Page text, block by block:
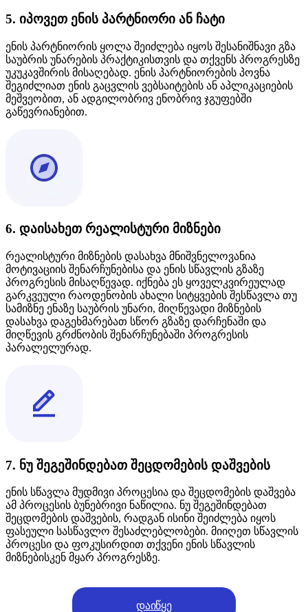
5. იპოვეთ ენის პარტნიორი ან ჩატი
ენის პარტნიორის ყოლა შეიძლება იყოს შესანიშნავი გზა
საუბრის უნარების პრაქტიკისთვის და თქვენს პროგრესზე
უკუკავშირის მისაღებად. ენის პარტნიორების პოვნა
შეგიძლიათ ენის გაცვლის ვებსაიტების ან აპლიკაციების
მეშვეობით, ან ადგილობრივ ენობრივ ჯგუფებში
გაწევრიანებით.
6. დაისახეთ რეალისტური მიზნები
რეალისტური მიზნების დასახვა მნიშვნელოვანია
მოტივაციის შენარჩუნებისა და ენის სწავლის გზაზე
პროგრესის მისაღწევად. იქნება ეს ყოველკვირეულად
გარკვეული რაოდენობის ახალი სიტყვების შესწავლა თუ
სამიზნე ენაზე საუბრის უნარი, მიღწევადი მიზნების
დასახვა დაგეხმარებათ სწორ გზაზე დარჩენაში და
მიღწევის გრძნობის შენარჩუნებაში პროგრესის
პარალელურად.
7. ნუ შეგეშინდებათ შეცდომების დაშვების
ენის სწავლა მუდმივი პროცესია და შეცდომების დაშვება
ამ პროცესის ბუნებრივი ნაწილია. ნუ შეგეშინდებათ
შეცდომების დაშვების, რადგან ისინი შეიძლება იყოს
ფასეული სასწავლო შესაძლებლობები. მიიღეთ სწავლის
პროცესი და ფოკუსირდით თქვენი ენის სწავლის
მიზნებისკენ მყარ პროგრესზე.
დაიწყე